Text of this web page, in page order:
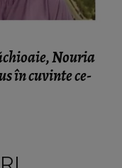
Nouria
în cuvinte ce-